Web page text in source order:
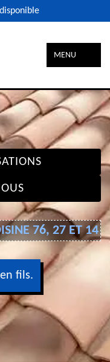
MENU
76, 27 ET 14
fils.